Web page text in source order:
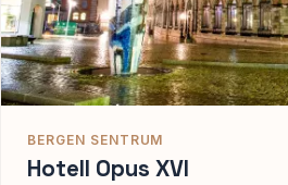
BERGEN SENTRUM
Hotell Opus XVI